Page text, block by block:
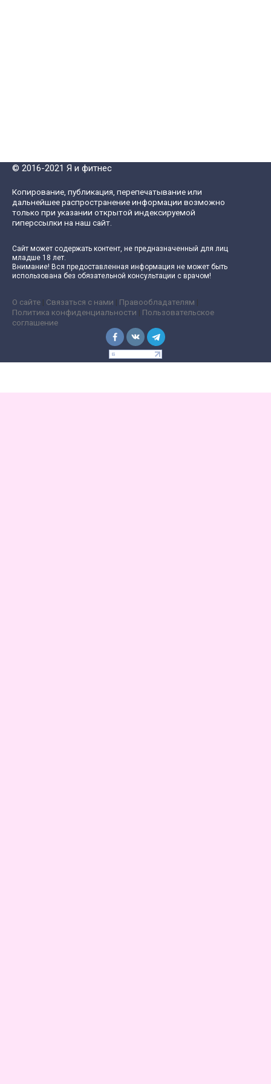
© 2016-2021 Я и фитнес
Копирование, публикация, перепечатывание или
дальнейшее распространение информации возможно
только при указании открытой индексируемой
гиперссылки на наш сайт.
Сайт может содержать контент, не предназначенный для лиц
младше 18 лет.
Внимание! Вся предоставленная информация не может быть
использована без обязательной консультации с врачом!
О сайте | Связаться с нами | Правообладателям |
Политика конфиденциальности | Пользовательское
соглашение